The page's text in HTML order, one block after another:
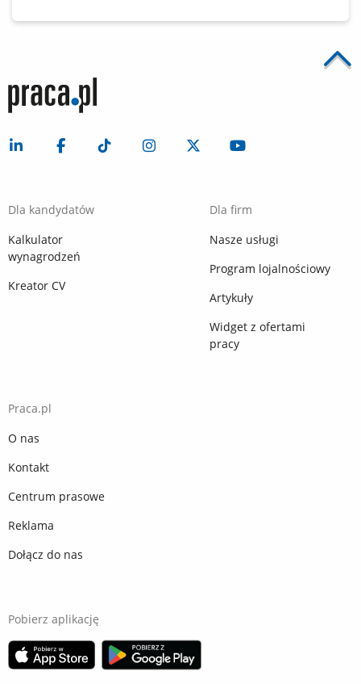
Dla kandydatów
Kalkulator
wynagrodzeń
Kreator CV
Dla firm
Nasze usługi
Program lojalnościowy
Artykuły
Widget z ofertami
pracy
Praca.pl
O nas
Kontakt
Centrum prasowe
Reklama
Dołącz do nas
Pobierz aplikację